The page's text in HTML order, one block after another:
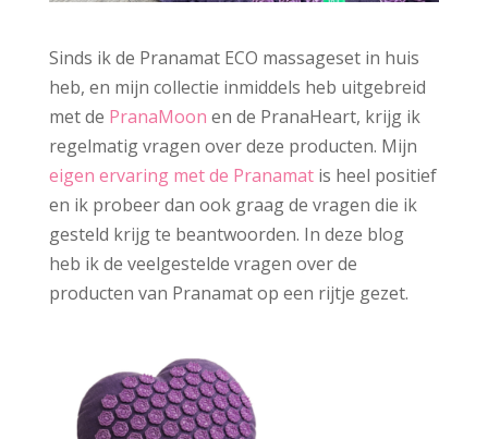
Sinds ik de Pranamat ECO massageset in huis
heb, en mijn collectie inmiddels heb uitgebreid
met de PranaMoon en de PranaHeart, krijg ik
regelmatig vragen over deze producten. Mijn
eigen ervaring met de Pranamatis heel positief
en ik probeer dan ook graag de vragen die ik
gesteld krijg te beantwoorden. In deze blog
heb ik de veelgestelde vragen over de
producten van Pranamat op een rijtje gezet.